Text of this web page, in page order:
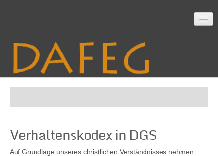
Mitarbeit
Verhaltenskodex in DGS
Auf Grundlage unseres christ­lichen Verständ­nisses nehmen